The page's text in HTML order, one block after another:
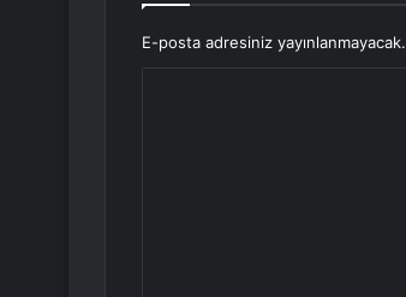
E-posta adresiniz yayınlanmayacak.